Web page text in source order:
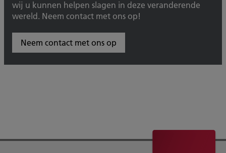
wij u kunnen helpen slagen in deze veranderende
wereld. Neem contact met ons op!
Neem contact met ons op